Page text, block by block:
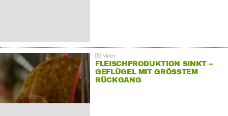
FLEISCHPRODUKTION SINKT –
GEFLÜGEL MIT GRÖSSTEM R
ÜCKGANG